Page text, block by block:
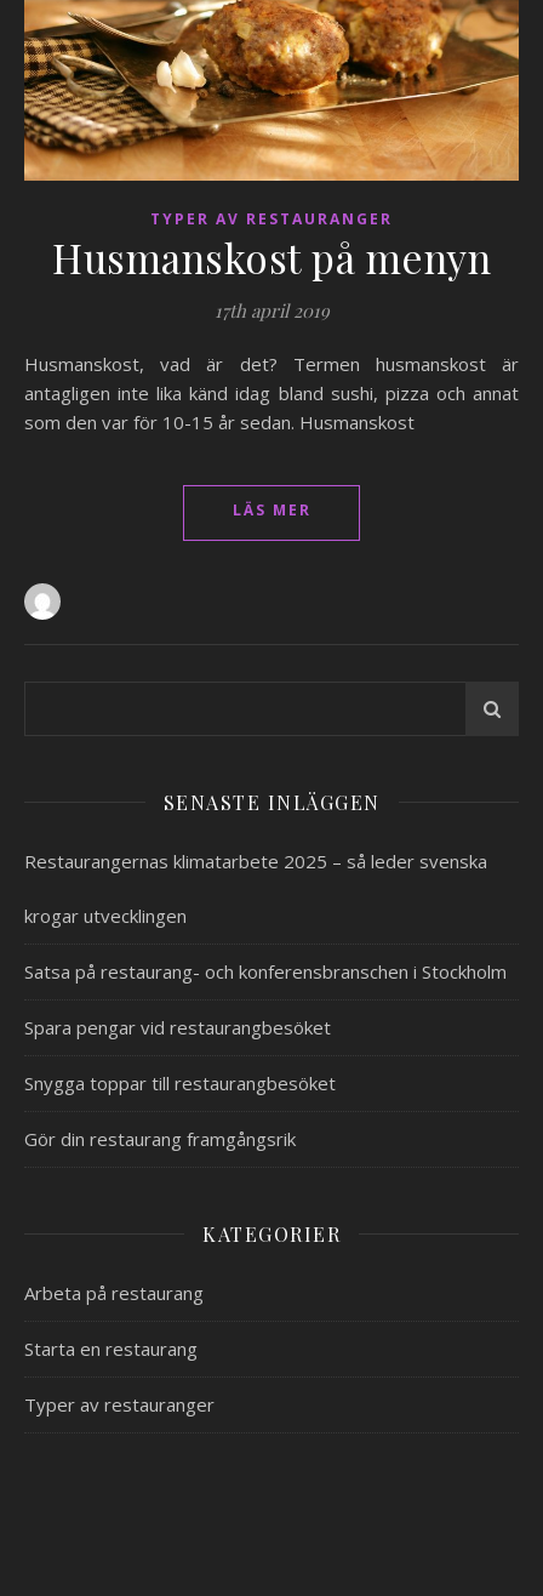
TYPER AV RESTAURANGER
Husmanskost på menyn
17th april 2019
Husmanskost, vad är det? Termen husmanskost är
antagligen inte lika känd idag bland sushi, pizza och annat
som den var för 10-15 år sedan. Husmanskost
SENASTE INLÄGGEN
Restaurangernas klimatarbete 2025 – så leder svenska
krogar utvecklingen
Satsa på restaurang- och konferensbranschen i Stockholm
Spara pengar vid restaurangbesöket
Snygga toppar till restaurangbesöket
Gör din restaurang framgångsrik
KATEGORIER
Arbeta på restaurang
Starta en restaurang
Typer av restauranger